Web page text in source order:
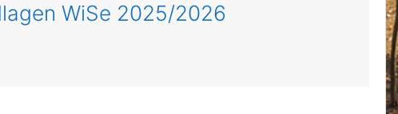
WiSe 2025/2026